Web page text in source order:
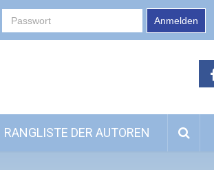
Anmelden
RANGLISTE DER AUTOREN